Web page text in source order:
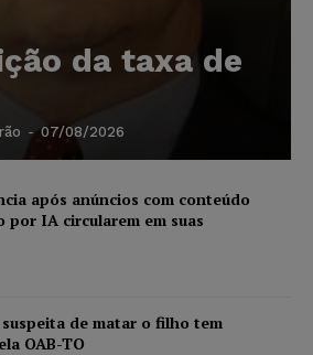
da taxa de
- 07/08/2026
após anúncios com conteúdo
IA circularem em suas
de matar o filho tem
OAB-TO